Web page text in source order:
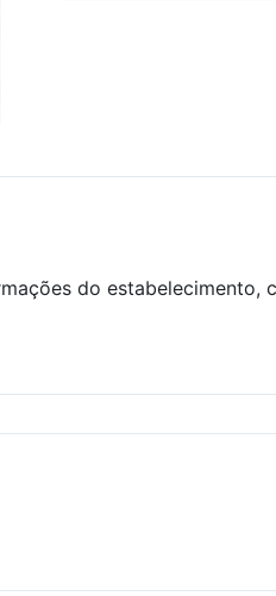
do estabelecimento,